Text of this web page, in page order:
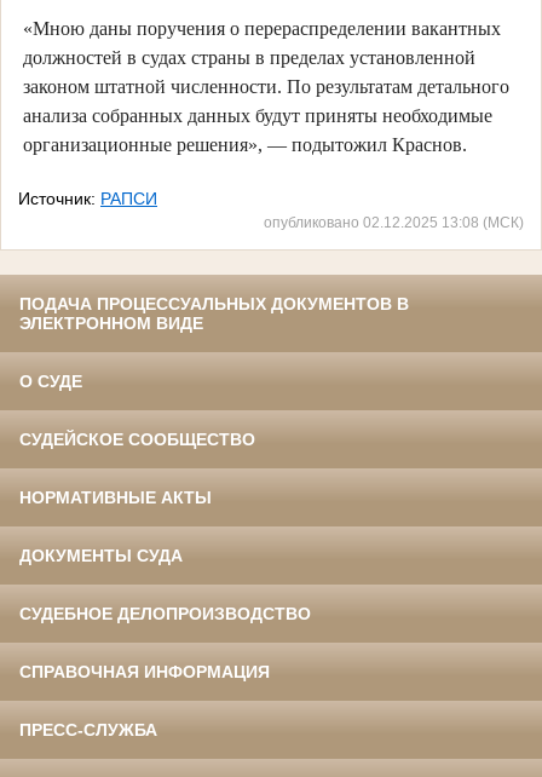
«Мною даны поручения о перераспределении вакантных
должностей в судах страны в пределах установленной
законом штатной численности. По результатам детального
анализа собранных данных будут приняты необходимые
организационные решения», — подытожил Краснов.
Источник: РАПСИ
опубликовано 02.12.2025 13:08 (МСК)
ПОДАЧА ПРОЦЕССУАЛЬНЫХ ДОКУМЕНТОВ В
ЭЛЕКТРОННОМ ВИДЕ
О СУДЕ
СУДЕЙСКОЕ СООБЩЕСТВО
НОРМАТИВНЫЕ АКТЫ
ДОКУМЕНТЫ СУДА
СУДЕБНОЕ ДЕЛОПРОИЗВОДСТВО
СПРАВОЧНАЯ ИНФОРМАЦИЯ
ПРЕСС-СЛУЖБА